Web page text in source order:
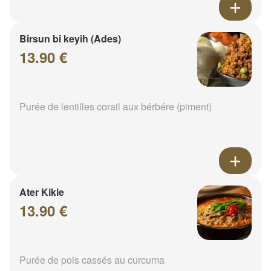
Birsun bi keyih (Ades)
13.90 €
Purée de lentilles corail aux bérbére (piment)
Ater Kikie
13.90 €
Purée de pois cassés au curcuma